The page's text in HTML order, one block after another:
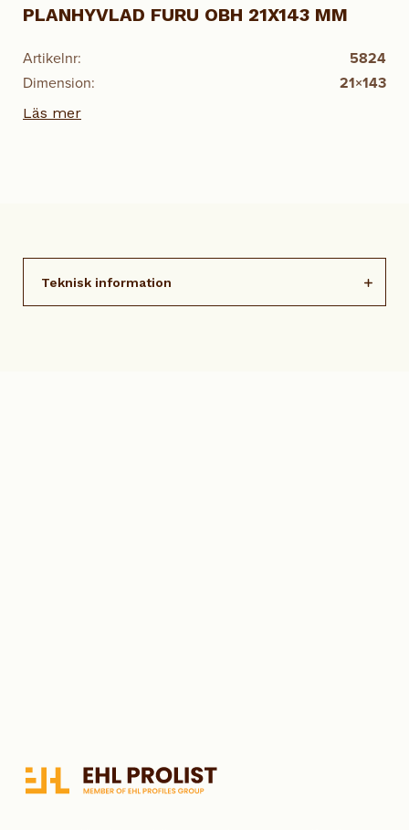
Artikelnr:
5824
Dimension:
21×143
PLANHYVLAD FURU OBH 21X143 MM
Läs mer
Teknisk information